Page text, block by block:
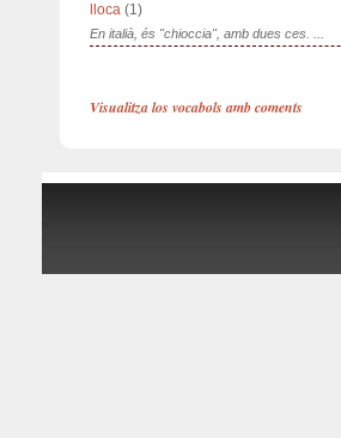
lloca (1)
En italià, és "chioccia", amb dues ces. ...
Visualitza los vocabols amb coments